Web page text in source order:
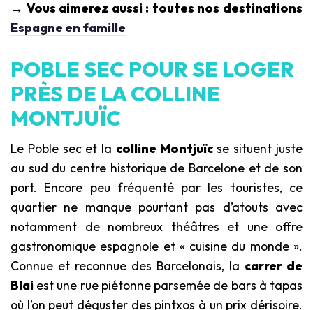
→ Vous aimerez aussi : toutes nos destinations
Espagne en famille
POBLE SEC POUR SE LOGER
PRÈS DE LA COLLINE
MONTJUÏC
Le Poble sec et la colline Montjuïcse situent juste
au sud du centre historique de Barcelone et de son
port. Encore peu fréquenté par les touristes, ce
quartier ne manque pourtant pas d’atouts avec
notamment de nombreux théâtres et une offre
gastronomique espagnole et « cuisine du monde ».
Connue et reconnue des Barcelonais, la carrer de
Blai est une rue piétonne parsemée de bars à tapas
où l’on peut déguster des pintxos à un prix dérisoire.